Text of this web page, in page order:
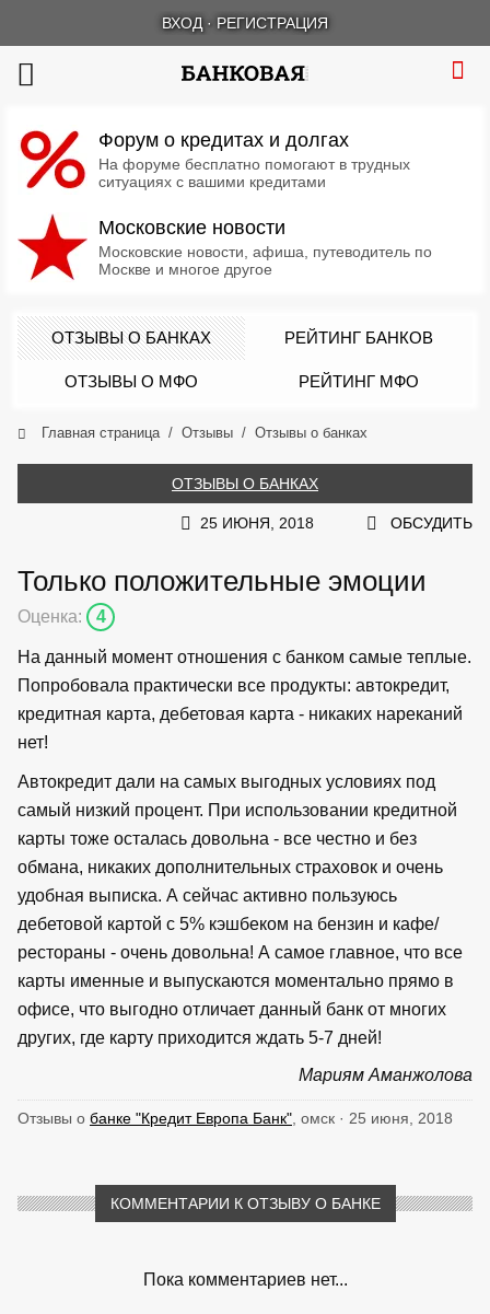
ВХОД · РЕГИСТРАЦИЯ
Форум о кредитах и долгах
На форуме бесплатно помогают в трудных
ситуациях с вашими кредитами
Московские новости
Московские новости, афиша, путеводитель по
Москве и многое другое
ОТЗЫВЫ О БАНКАХ РЕЙТИНГ БАНКОВ
ОТЗЫВЫ О МФО РЕЙТИНГ МФО
Главная страница Отзывы Отзывы о банках
ОТЗЫВЫ О БАНКАХ
25 ИЮНЯ, 2018 ОБСУДИТЬ
Только положительные эмоции
Оценка: 4
На данный момент отношения с банком самые теплые.
Попробовала практически все продукты: автокредит,
кредитная карта, дебетовая карта - никаких нареканий
нет!
Автокредит дали на самых выгодных условиях под
самый низкий процент. При использовании кредитной
карты тоже осталась довольна - все честно и без
обмана, никаких дополнительных страховок и очень
удобная выписка. А сейчас активно пользуюсь
дебетовой картой с 5% кэшбеком на бензин и кафе/
рестораны - очень довольна! А самое главное, что все
карты именные и выпускаются моментально прямо в
офисе, что выгодно отличает данный банк от многих
других, где карту приходится ждать 5-7 дней!
Мариям Аманжолова
Отзывы о банке "Кредит Европа Банк" , омск · 25 июня, 2018
КОММЕНТАРИИ К ОТЗЫВУ О БАНКЕ
Пока комментариев нет...